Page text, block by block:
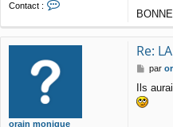
Contact :
n
t
q
orain monique
Re:
M
s
s
par
Ils